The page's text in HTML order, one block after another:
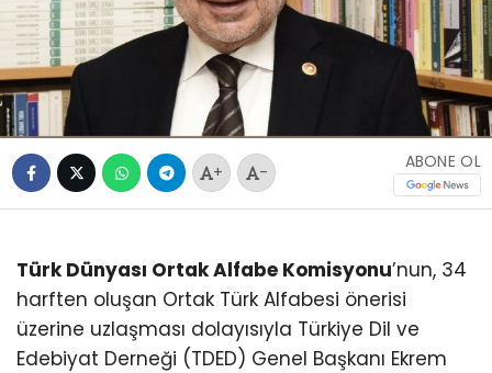
+ -
ABONE OL
Türk Dünyası Ortak Alfabe Komisyonu’nun, 34
harften oluşan Ortak Türk Alfabesi önerisi
üzerine uzlaşması dolayısıyla Türkiye Dil ve
Edebiyat Derneği (TDED) Genel Başkanı Ekrem